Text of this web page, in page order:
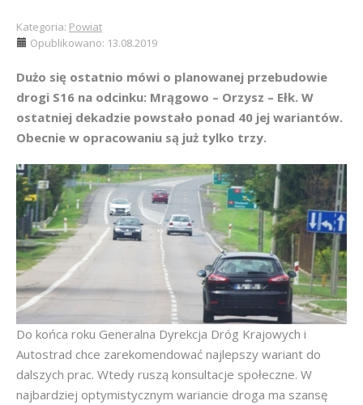
Kategoria: Powiat
Opublikowano: 13.08.2019
Dużo się ostatnio mówi o planowanej przebudowie
drogi S16 na odcinku: Mrągowo – Orzysz – Ełk. W
ostatniej dekadzie powstało ponad 40 jej wariantów.
Obecnie w opracowaniu są już tylko trzy.
Do końca roku Generalna Dyrekcja Dróg Krajowych i
Autostrad chce zarekomendować najlepszy wariant do
dalszych prac. Wtedy ruszą konsultacje społeczne. W
najbardziej optymistycznym wariancie droga ma szansę